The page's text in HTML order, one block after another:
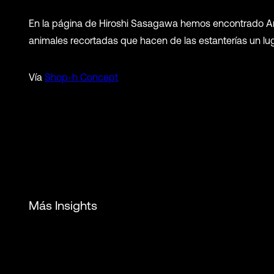
En la página de Hiroshi Sasagawa hemos encontrado
animales recortadas que hacen de las estanterías un
VíaShop-h Concept
Más Insights